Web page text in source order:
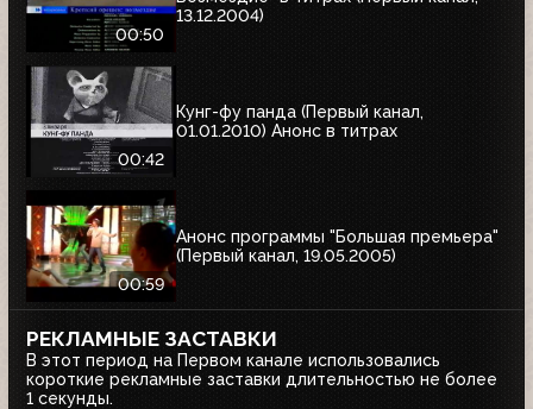
00:50
13.12.2004)
00:42
Кунг-фу панда (Первый канал,
01.01.2010) Анонс в титрах
00:59
Анонс программы "Большая премьера"
(Первый канал, 19.05.2005)
РЕКЛАМНЫЕ ЗАСТАВКИ
В этот период на Первом канале использовались
короткие рекламные заставки длительностью не более
1 секунды.